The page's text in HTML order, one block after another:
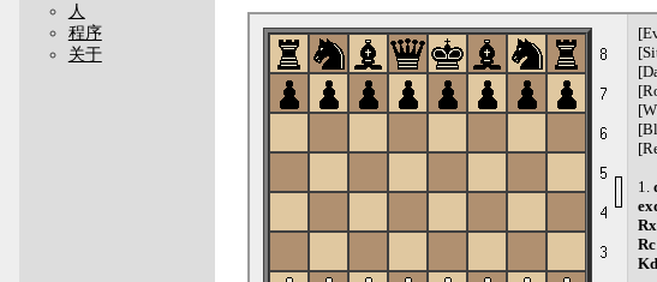
人
程序
关于